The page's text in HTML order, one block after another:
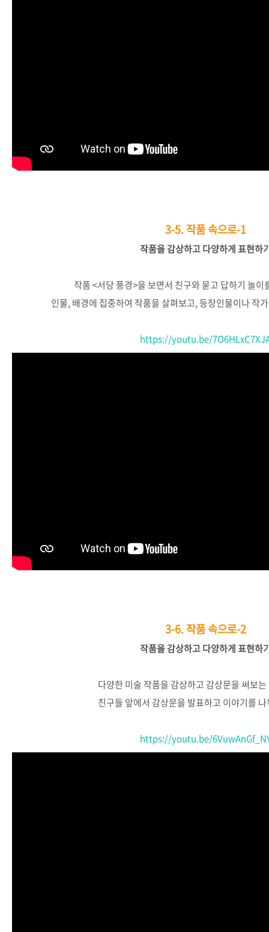
3-5.작품 속으로-1
작품을감상하고 다양하게표현하
작품<서당 풍경>을보면서 친구와묻고 답하기 놀이
인물, 배경에 집중하여 작품을 살펴보고,등장인물이나 작
https://youtu.be/
3-6.작품 속으로-2
작품을감상하고 다양하게표현하
다양한미술 작품을 감상하고 감상문을써보는
친구들 앞에서 감상문을 발표하고 이야기를
https://youtu.be/